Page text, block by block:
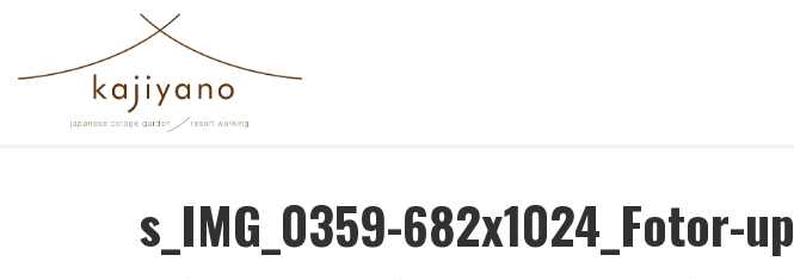
コンテンツへスキップ
s_IMG_0359-682x1024_Fotor-up